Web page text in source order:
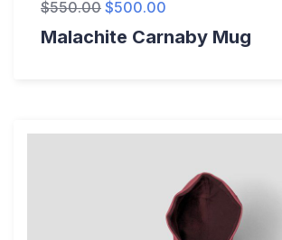
$550.00 $500.00
Malachite Carnaby Mug